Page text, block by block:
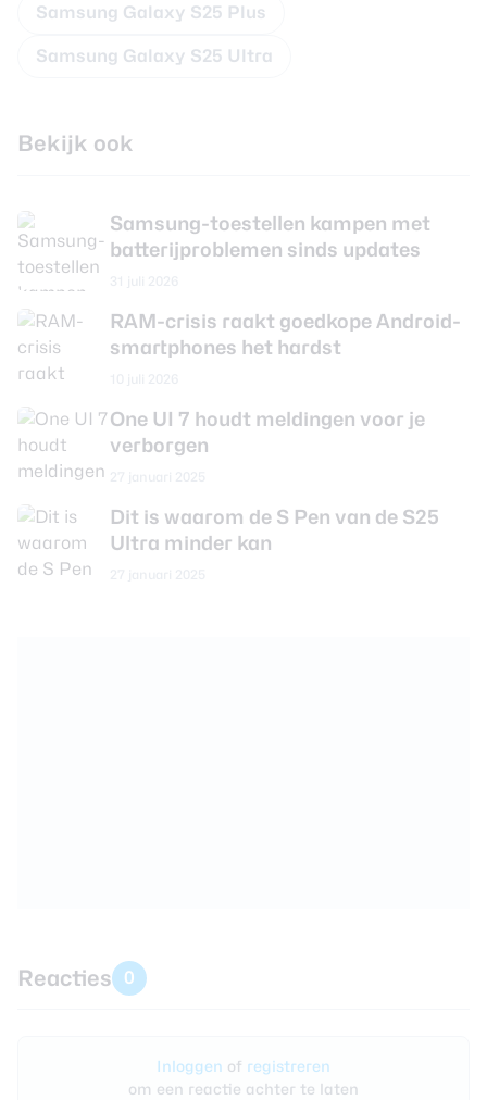
Samsung Galaxy S25 Plus
Samsung Galaxy S25 Ultra
Bekijk ook
Samsung-toestellen kampen met
batterijproblemen sinds updates
RAM-crisis raakt goedkope Android-
smartphones het hardst
One UI 7 houdt meldingen voor je
verborgen
Dit is waarom de S Pen van de S25
Ultra minder kan
Reacties 0
Inloggen of registreren
om een reactie achter te laten